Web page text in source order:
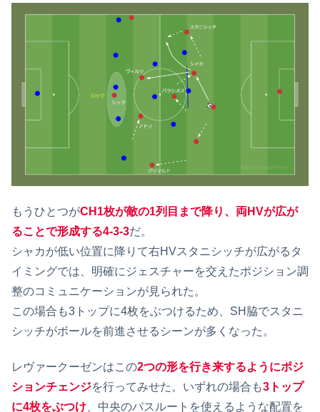
もうひとつがCH1枚が敵の1列目まで降り、両HVが広が
ることで形成する4-3-3だ。
シャカが低い位置に降りて右HVスタニシッチが広がるタ
イミングでは、明確にジェスチャーを交えたポジション調
整のコミュニケーションが見られた。
この場合も3トップに4枚をぶつけるため、SH脇でスタニ
シッチがボールを前進させるシーンが多くなった。
レヴァークーゼンはこの2つの形を行き来するようにポジ
ションチェンジを行ってみせた。いずれの場合も3トップ
に4枚をぶつけ、中央のパスルートを使えるような配置を